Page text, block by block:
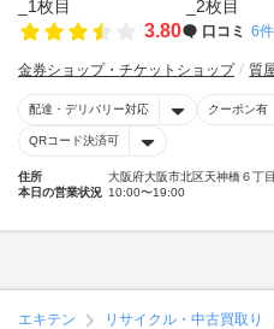
3.80 口コミ 6件
金券ショップ・チケットショップ 質
配達・デリバリー対応 クーポン有
QRコード決済可
住所
大阪府大阪市北区天神橋６丁
本日の営業状況 10:00〜19:00
エキテン リサイクル・中古買取り